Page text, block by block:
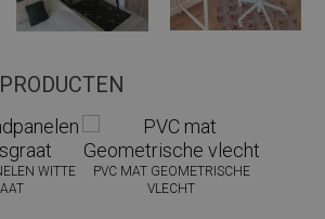
WITTE
PVC MAT GEOMETRISCHE
VLECHT